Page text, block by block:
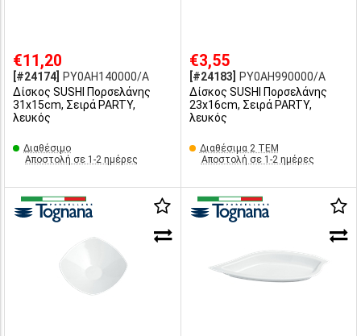
€11,20
[#24174]
PY0AH140000/A
Δίσκος SUSHI Πορσελάνης
31x15cm, Σειρά PARTY,
λευκός
Διαθέσιμο
Αποστολή σε 1-2 ημέρες
€3,55
[#24183]
PY0AH990000/A
Δίσκος SUSHI Πορσελάνης
23x16cm, Σειρά PARTY,
λευκός
Διαθέσιμα 2 ΤΕΜ
Αποστολή σε 1-2 ημέρες